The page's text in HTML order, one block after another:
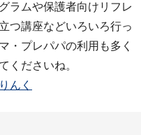
ラムや保護者向けリフレ
つ講座などいろいろ行っ
・プレパパの利用も多く
くださいね。
んく